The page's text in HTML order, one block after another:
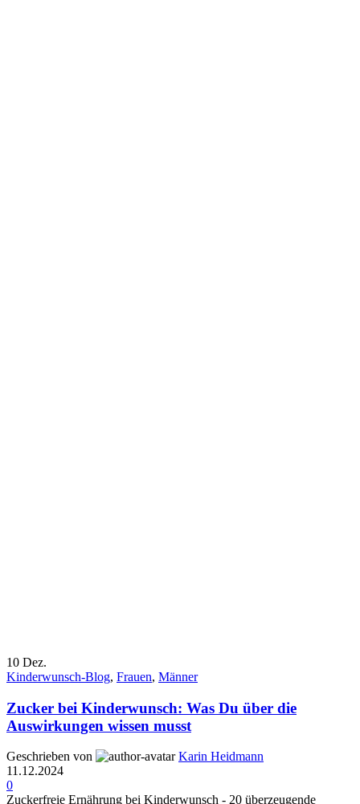
10 Dez.
Kinderwunsch-Blog, Frauen, Männer
Zucker bei Kinderwunsch: Was Du über die
Auswirkungen wissen musst
Geschrieben von
Karin Heidmann
11.12.2024
0
Zuckerfreie Ernährung bei Kinderwunsch - 20 überzeugende